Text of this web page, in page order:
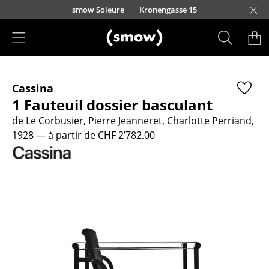
Accéder directement au contenu
smow Soleure Kronengasse 15
Sièges
Chaises de cuisine & salle à manger
Canapés
Chaises cantilever
Chaises et Tabourets de bar
Cassina
1 Fauteuil dossier basculant
de Le Corbusier, Pierre Jeanneret, Charlotte Perriand,
1928— à partir de CHF 2’782.00